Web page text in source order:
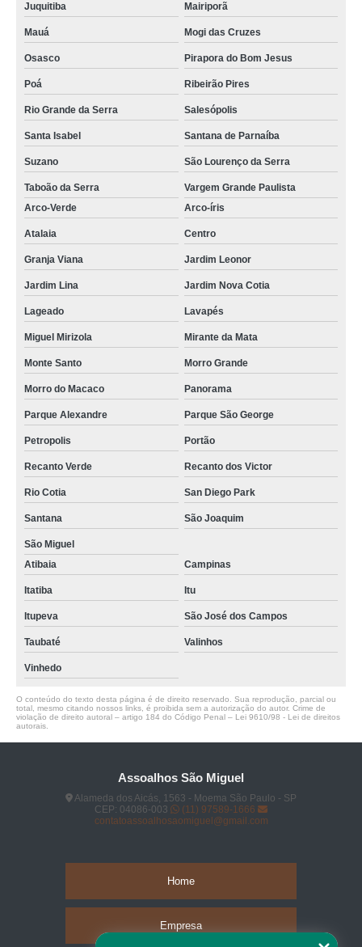
Juquitiba Mairiporã
Mauá Mogi das Cruzes
Osasco Pirapora do Bom Jesus
Poá Ribeirão Pires
Rio Grande da Serra Salesópolis
Santa Isabel Santana de Parnaíba
Suzano São Lourenço da Serra
Taboão da Serra
Vargem Grande Paulista
Arco-Verde
Arco-íris
Atalaia Centro
Granja Viana Jardim Leonor
Jardim Lina Jardim Nova Cotia
Lageado Lavapés
Miguel Mirizola Mirante da Mata
Monte Santo Morro Grande
Morro do Macaco Panorama
Parque Alexandre Parque São George
Petropolis Portão
Recanto Verde Recanto dos Victor
Rio Cotia San Diego Park
Santana São Joaquim
São Miguel
Atibaia
Campinas
Itatiba Itu
Itupeva São José dos Campos
Taubaté Valinhos
Vinhedo
O conteúdo do texto desta página é de direito reservado. Sua reprodução, parcial ou
total, mesmo citando nossos links, é proibida sem a autorização do autor. Crime de
violação de direito autoral – artigo 184 do Código Penal – Lei 9610/98 - Lei de direitos
autorais
Assoalhos São Miguel
Alameda dos Aicás, 1563 - Moema São Paulo - SP
CEP: 04086-003
(11) 97589-1666
contatoassoalhosaomiguel@gmail.com
Home
Empresa